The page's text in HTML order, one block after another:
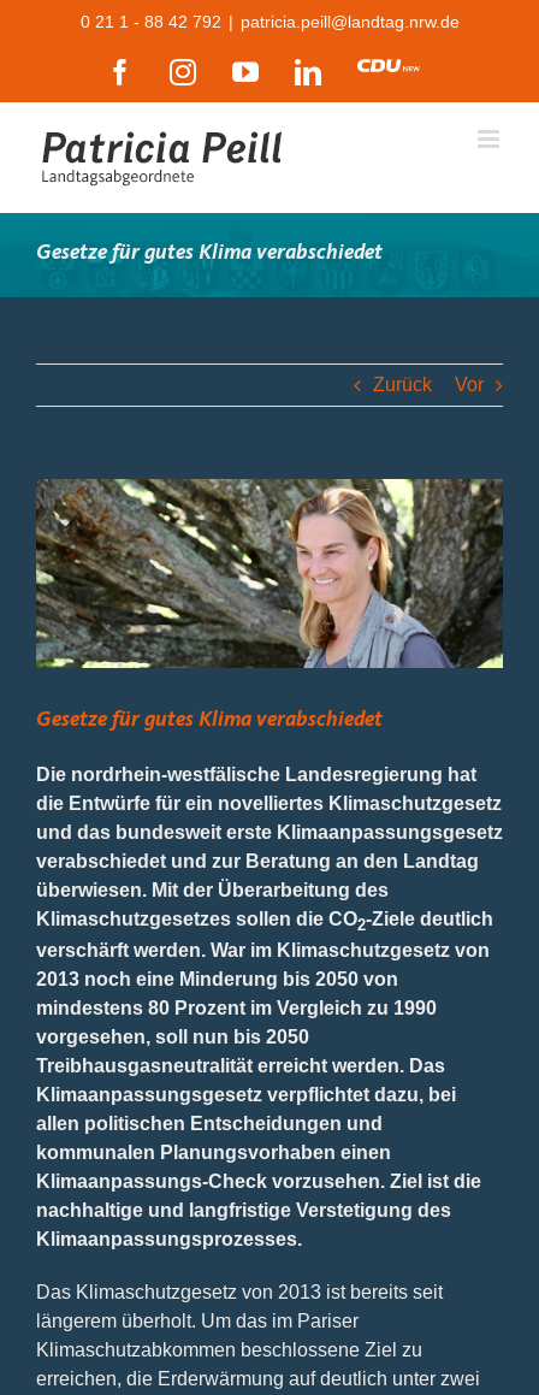
0 21 1 - 88 42 792 | patricia.peill@landtag.nrw.de
FacebookInstagramYouTubeLinkedIn
CDU
Gesetze für gutes Klima verabschiedet
Zurück Vor
Zeige
grösseres
Bild
Gesetze für gutes Klima verabschiedet
Die nordrhein-westfälische Landesregierung hat
die Entwürfe für ein novelliertes Klimaschutzgesetz
und das bundesweit erste Klimaanpassungsgesetz
verabschiedet und zur Beratung an den Landtag
überwiesen. Mit der Überarbeitung des
Klimaschutzgesetzes sollen die CO2-Ziele deutlich
verschärft werden. War im Klimaschutzgesetz von
2013 noch eine Minderung bis 2050 von
mindestens 80 Prozent im Vergleich zu 1990
vorgesehen, soll nun bis 2050
Treibhausgasneutralität erreicht werden. Das
Klimaanpassungsgesetz verpflichtet dazu, bei
allen politischen Entscheidungen und
kommunalen Planungsvorhaben einen
Klimaanpassungs-Check vorzusehen. Ziel ist die
nachhaltige und langfristige Verstetigung des
Klimaanpassungsprozesses.
Das Klimaschutzgesetz von 2013 ist bereits seit
längerem überholt. Um das im Pariser
Klimaschutzabkommen beschlossene Ziel zu
erreichen, die Erderwärmung auf deutlich unter zwei